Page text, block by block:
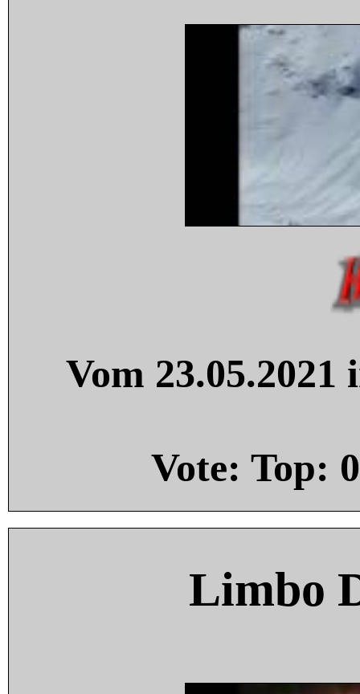
Vom
Vote: Top: 0
Limbo